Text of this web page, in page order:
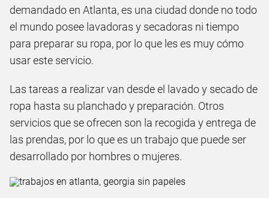
demandado en Atlanta, es una ciudad donde no todo
el mundo posee lavadoras y secadoras ni tiempo
para preparar su ropa, por lo que les es muy cómo
usar este servicio.
Las tareas a realizar van desde el lavado y secado de
ropa hasta su planchado y preparación. Otros
servicios que se ofrecen son la recogida y entrega de
las prendas, por lo que es un trabajo que puede ser
desarrollado por hombres o mujeres.